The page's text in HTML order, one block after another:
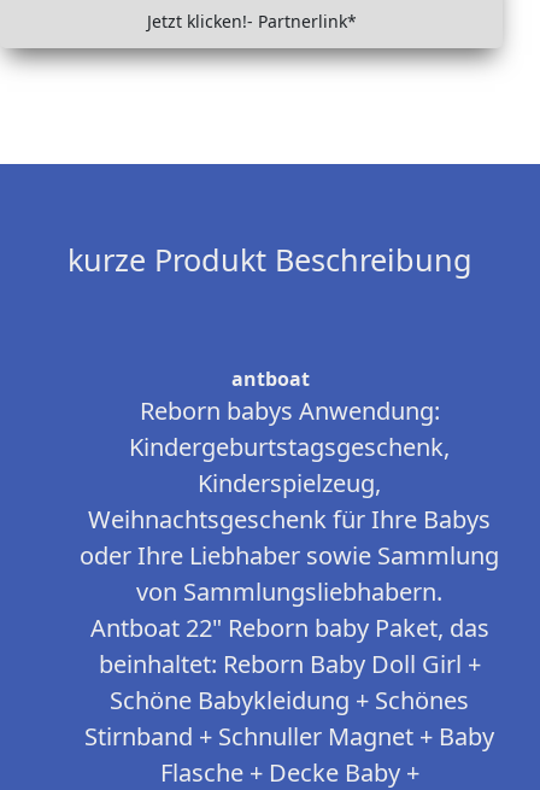
Jetzt klicken!- Partnerlink*
kurze Produkt Beschreibung
antboat
Reborn babys Anwendung:
Kindergeburtstagsgeschenk,
Kinderspielzeug,
Weihnachtsgeschenk für Ihre Babys
oder Ihre Liebhaber sowie Sammlung
von Sammlungsliebhabern.
Antboat 22" Reborn baby Paket, das
beinhaltet: Reborn Baby Doll Girl +
Schöne Babykleidung + Schönes
Stirnband + Schnuller Magnet + Baby
Flasche + Decke Baby +